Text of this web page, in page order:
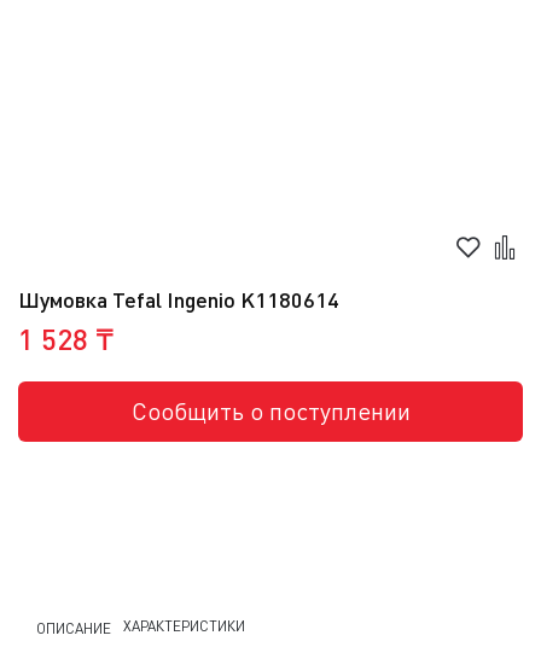
Шумовка Tefal Ingenio K1180614
1 528 ₸
Сообщить о поступлении
ОПИСАНИЕ ХАРАКТЕРИСТИКИ